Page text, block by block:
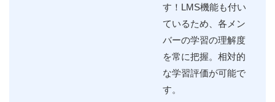
す！LMS機能も付い
ているため、各メン
バーの学習の理解度
を常に把握。相対的
な学習評価が可能で
す。